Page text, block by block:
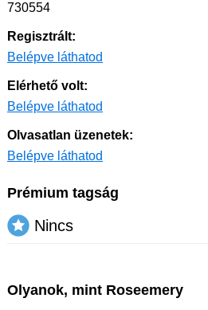
730554
Regisztrált:
Belépve láthatod
Elérhető volt:
Belépve láthatod
Olvasatlan üzenetek:
Belépve láthatod
Prémium tagság
Nincs
Olyanok, mint Roseemery